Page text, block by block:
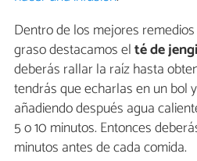
Dentro de los mejores
graso destacamos elté de
deberás rallar la raíz hasta
tendrás que echarlas en un bol
añadiendo después agua
5 o 10 minutos. Entonces
minutos antes de cada comida.